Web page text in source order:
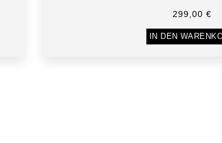
299,00 €
IN DEN